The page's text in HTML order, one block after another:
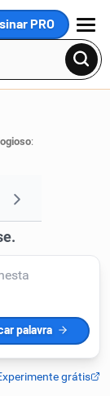
PRO
MENU
: